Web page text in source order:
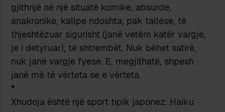
gjithnjë në një situatë komike, absurde,
anakronike, kallpe ndoshta, pak tallëse, të
thjeshtëzuar sigurisht (janë vetëm katër vargje,
je i detyruar), të shtrembët. Nuk bëhet satirë,
nuk janë vargje fyese. E, megjithatë, shpesh
janë më të vërteta se e vërteta.
*
Xhudoja është një sport tipik japonez. Haiku